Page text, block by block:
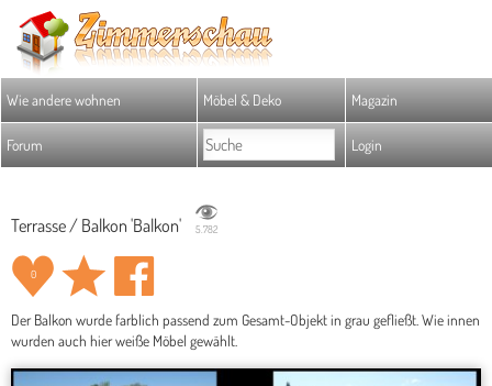
Wie andere wohnen Möbel & Deko Magazin
Forum Login
Terrasse / Balkon 'Balkon' 5.782
0
Der Balkon wurde farblich passend zum Gesamt-Objekt in grau gefließt. Wie innen
wurden auch hier weiße Möbel gewählt.